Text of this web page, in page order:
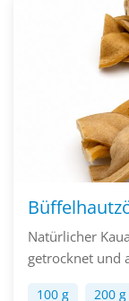
Natürlicher
getrocknet und
100 g 200 g